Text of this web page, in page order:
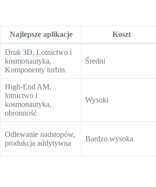
Najlepsze aplikacje Koszt
Druk 3D, Lotnictwo i
kosmonautyka,
Komponenty turbin
Średni
High-End AM,
lotnictwo i
kosmonautyka,
obronność
Wysoki
Odlewanie nadstopów,
produkcja addytywna
Bardzo wysoka